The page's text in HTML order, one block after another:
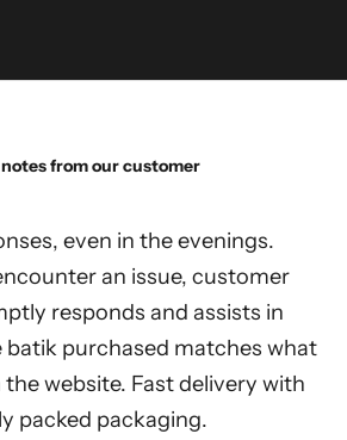
notes from our customer
even in the evenings.
an issue, customer
responds and assists in
batik purchased matches what
the website. Fast delivery with
packed packaging.